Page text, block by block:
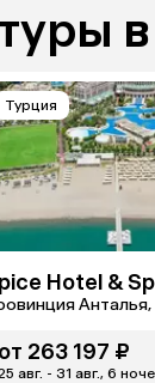
Турция
Hotel &
от 263 197 ₽
авг. - 31 авг., 6